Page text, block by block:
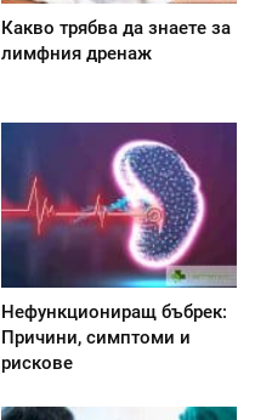
Какво трябва да знаете за
лимфния дренаж
Нефункциониращ бъбрек:
Причини, симптоми и
рискове